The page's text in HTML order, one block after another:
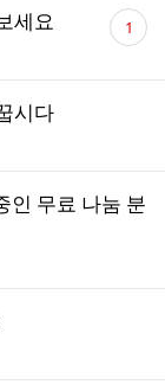
세요
댓
글 1
시다
인 무료 나눔 분